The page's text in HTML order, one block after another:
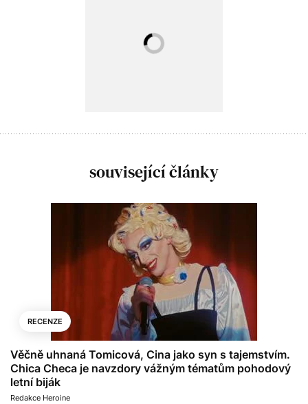
související články
RECENZE
Věčně uhnaná Tomicová, Cina jako syn s tajemstvím.
Chica Checa je navzdory vážným tématům pohodový
letní biják
Redakce Heroine